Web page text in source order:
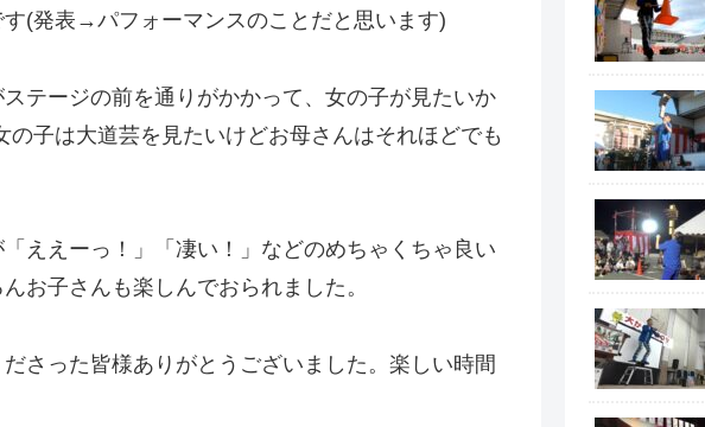
(発表→パフォーマンスのことだと思います)
テージの前を通りがかかって、女の子が見たいか
子は大道芸を見たいけどお母さんはそれほどでも
ええーっ！」「凄い！」などのめちゃくちゃ良い
お子さんも楽しんでおられました。
さった皆様ありがとうございました。楽しい時間